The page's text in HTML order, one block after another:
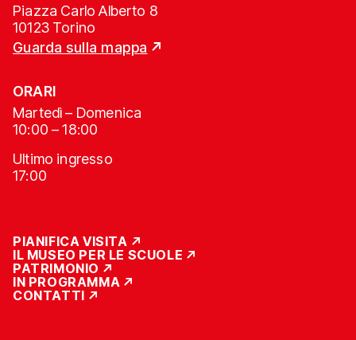
Piazza Carlo Alberto 8
10123 Torino
Guarda sulla mappa
ORARI
Martedì – Domenica
10:00 – 18:00
Ultimo ingresso
17:00
PIANIFICA VISITA
IL MUSEO PER LE SCUOLE
PATRIMONIO
IN PROGRAMMA
CONTATTI